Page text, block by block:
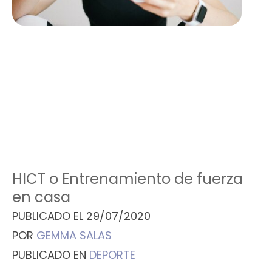
HICT o Entrenamiento de fuerza
en casa
PUBLICADO EL 29/07/2020
POR GEMMA SALAS
PUBLICADO EN DEPORTE